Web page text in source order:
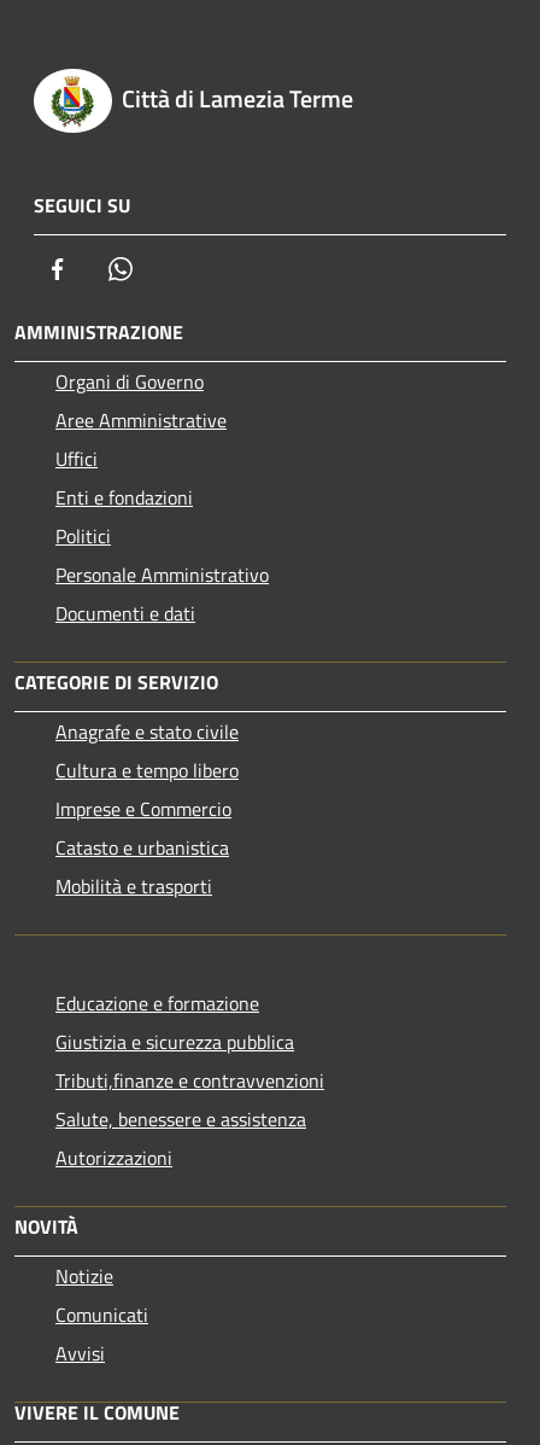
Città di Lamezia Terme
SEGUICI SU
Facebook
AMMINISTRAZIONE
Organi di Governo
Aree Amministrative
Uffici
Enti e fondazioni
Politici
Personale Amministrativo
Documenti e dati
CATEGORIE DI SERVIZIO
Anagrafe e stato civile
Cultura e tempo libero
Imprese e Commercio
Catasto e urbanistica
Mobilità e trasporti
Educazione e formazione
Giustizia e sicurezza pubblica
Tributi,finanze e contravvenzioni
Salute, benessere e assistenza
Autorizzazioni
NOVITÀ
Notizie
Comunicati
Avvisi
VIVERE IL COMUNE